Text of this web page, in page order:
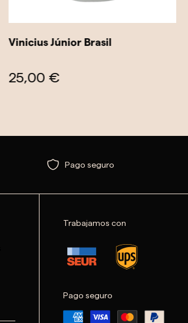
Vinicius Júnior Brasil
25,00 €
Pago seguro
Trabajamos con
Pago seguro